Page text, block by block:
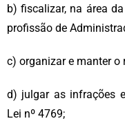
b) fiscalizar, na área
profissão de
c) organizar e manter o
d) julgar as infrações
Lei nº 4769;